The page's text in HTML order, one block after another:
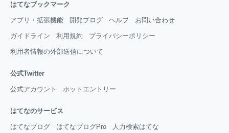
はてなブックマーク
アプリ・拡張機能 開発ブログ ヘルプ お問い合わせ
ガイドライン 利用規約 プライバシーポリシー
利用者情報の外部送信について
公式Twitter
公式アカウント ホットエントリー
はてなのサービス
はてなブログ はてなブログPro 人力検索はてな